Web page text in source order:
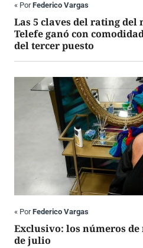
« PorFederico Vargas
Las 5 claves del rating del
Telefe ganó con
del tercer puesto
« PorFederico Vargas
Exclusivo: los números
de julio